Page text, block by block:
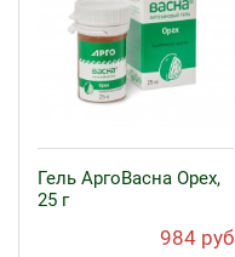
Гель АргоВасна Орех,
25 г
984 руб